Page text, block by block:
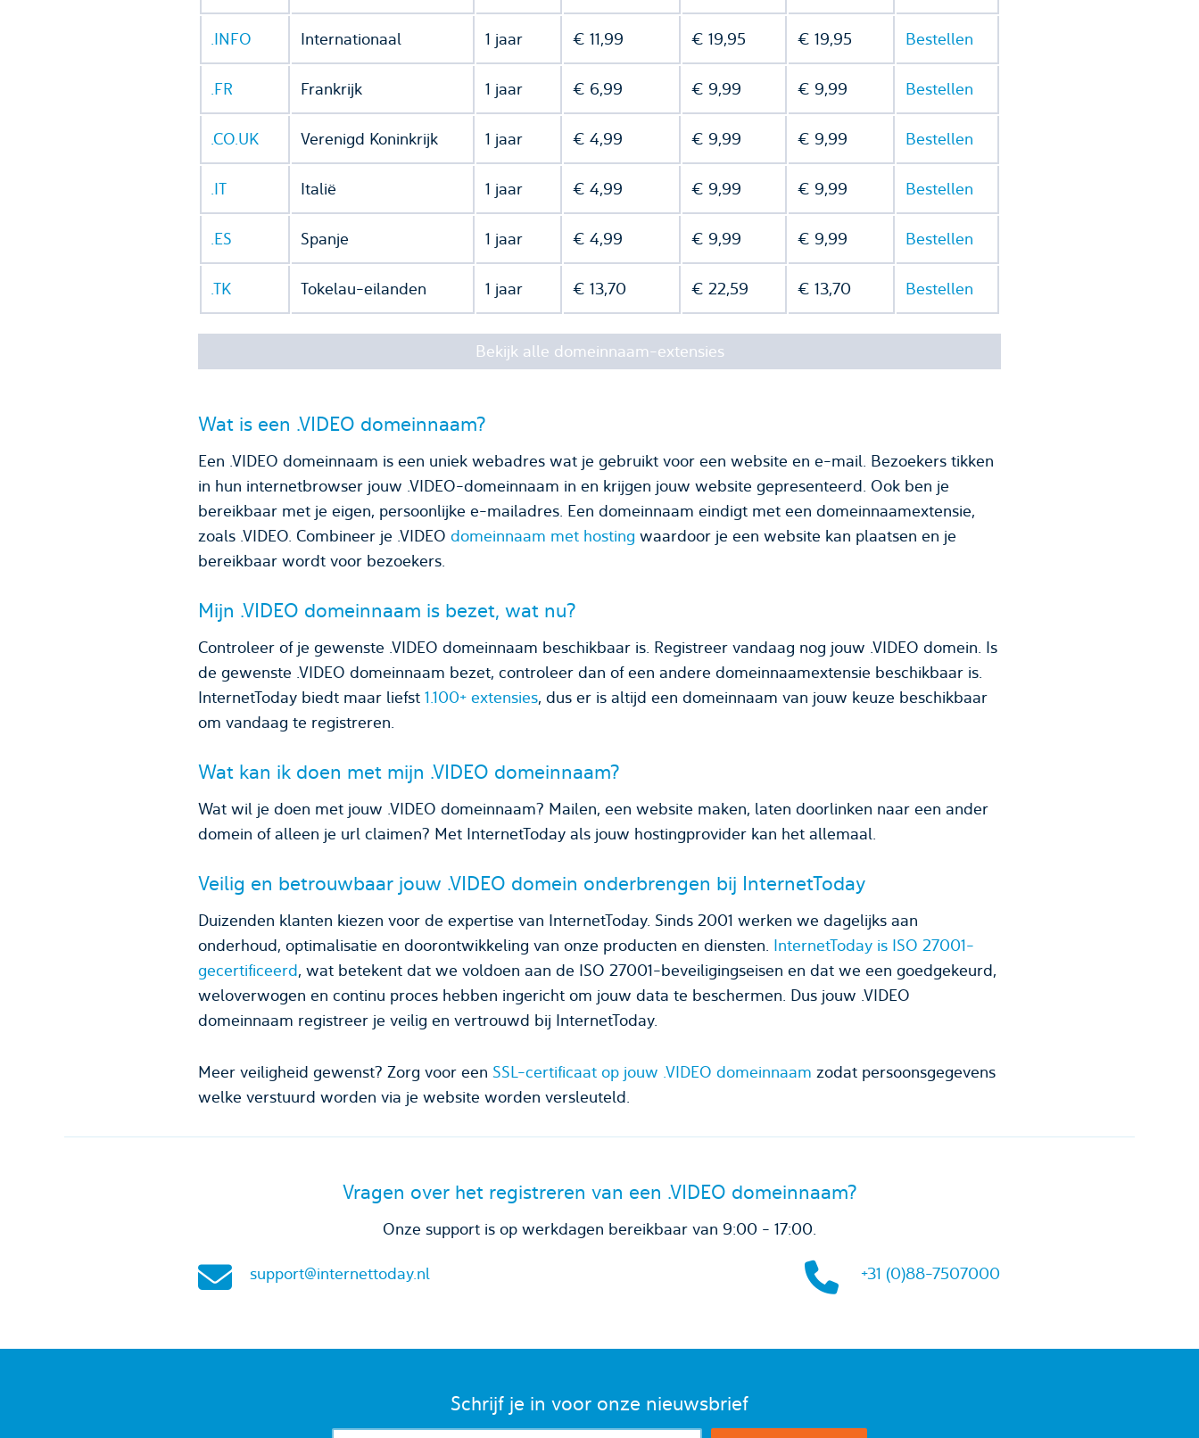
.INFO Internationaal 1 jaar € 11,99 € 19,95 € 19,95 Bestellen
.FR Frankrijk 1 jaar € 6,99 € 9,99 € 9,99 Bestellen
.CO.UK Verenigd Koninkrijk 1 jaar € 4,99 € 9,99 € 9,99 Bestellen
.IT Italië 1 jaar € 4,99 € 9,99 € 9,99 Bestellen
.ES Spanje 1 jaar € 4,99 € 9,99 € 9,99 Bestellen
.TK Tokelau-eilanden 1 jaar € 13,70 € 22,59 € 13,70 Bestellen
Bekijk alle domeinnaam-extensies
Wat is een .VIDEO domeinnaam?
Een .VIDEO domeinnaam is een uniek webadres wat je gebruikt voor een website en e-mail. Bezoekers tikken
in hun internetbrowser jouw .VIDEO-domeinnaam in en krijgen jouw website gepresenteerd. Ook ben je
bereikbaar met je eigen, persoonlijke e-mailadres. Een domeinnaam eindigt met een domeinnaamextensie,
zoals .VIDEO. Combineer je .VIDEO domeinnaam met hosting waardoor je een website kan plaatsen en je
bereikbaar wordt voor bezoekers.
Mijn .VIDEO domeinnaam is bezet, wat nu?
Controleer of je gewenste .VIDEO domeinnaam beschikbaar is. Registreer vandaag nog jouw .VIDEO domein. Is
de gewenste .VIDEO domeinnaam bezet, controleer dan of een andere domeinnaamextensie beschikbaar is.
InternetToday biedt maar liefst 1.100+ extensies, dus er is altijd een domeinnaam van jouw keuze beschikbaar
om vandaag te registreren.
Wat kan ik doen met mijn .VIDEO domeinnaam?
Wat wil je doen met jouw .VIDEO domeinnaam? Mailen, een website maken, laten doorlinken naar een ander
domein of alleen je url claimen? Met InternetToday als jouw hostingprovider kan het allemaal.
Veilig en betrouwbaar jouw .VIDEO domein onderbrengen bij InternetToday
Duizenden klanten kiezen voor de expertise van InternetToday. Sinds 2001 werken we dagelijks aan
onderhoud, optimalisatie en doorontwikkeling van onze producten en diensten. InternetToday is ISO 27001-
gecertificeerd, wat betekent dat we voldoen aan de ISO 27001-beveiligingseisen en dat we een goedgekeurd,
weloverwogen en continu proces hebben ingericht om jouw data te beschermen. Dus jouw .VIDEO
domeinnaam registreer je veilig en vertrouwd bij InternetToday.
Meer veiligheid gewenst? Zorg voor een SSL-certificaat op jouw .VIDEO domeinnaam zodat persoonsgegevens
welke verstuurd worden via je website worden versleuteld.
Vragen over het registreren van een .VIDEO domeinnaam?
Onze support is op werkdagen bereikbaar van 9:00 - 17:00.
support@internettoday.nl +31 (0)88-7507000
Schrijf je in voor onze nieuwsbrief